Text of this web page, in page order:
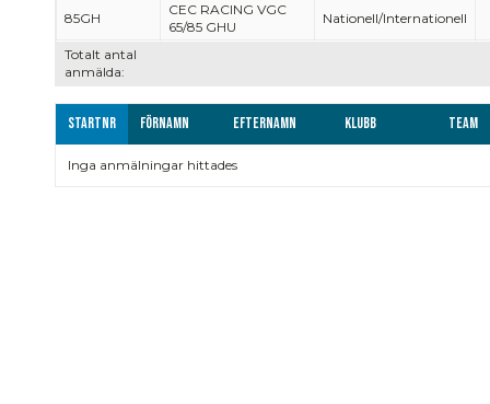
Totalt antal
anmälda:
85GH
CEC RACING VGC
65/85 GHU
Nationell/Internationell
Startnr Förnamn Efternamn Klubb Team
Inga anmälningar hittades